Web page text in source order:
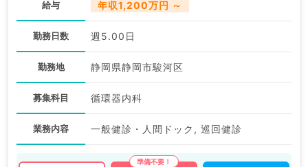
給与 年収1,200万円 ～
勤務日数 週5.00日
勤務地 静岡県静岡市駿河区
募集科目 循環器内科
業務内容 一般健診・人間ドック, 巡回健診